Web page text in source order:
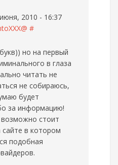
2010 - 16:37
#
но на первый
в глаза
читать не
не собираюсь,
будет
за информацию!
стоит
сайте в котором
подобная